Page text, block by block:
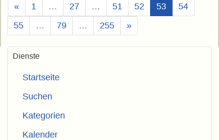
« 1 … 27 … 51 52 53(Aktuell)
54
55
… 79 … 255 »
Dienste
Startseite
Suchen
Kategorien
Kalender